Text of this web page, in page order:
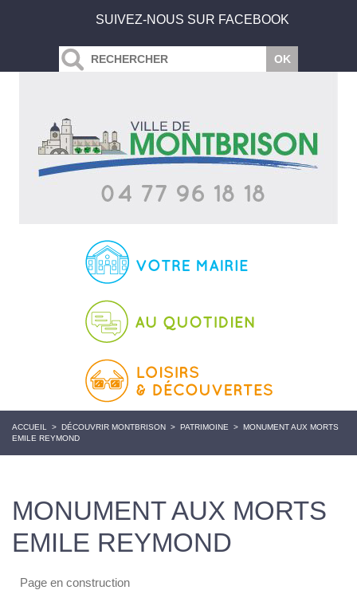
SUIVEZ-NOUS SUR FACEBOOK
ACCUEIL > DÉCOUVRIR MONTBRISON > PATRIMOINE > MONUMENT AUX MORTS
EMILE REYMOND
MONUMENT AUX MORTS
EMILE REYMOND
Page en construction